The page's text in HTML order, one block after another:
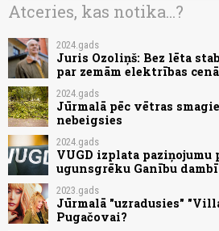
Atceries, kas notika...?
2024.gads
Juris Ozoliņš: Bez lēta
par zemām elektrības
2024.gads
Jūrmalā pēc vētras
nebeigsies
2024.gads
VUGD izplata paziņojumu
ugunsgrēku Ganību dambī
2023.gads
Jūrmalā "uzradusies"
Pugačovai?